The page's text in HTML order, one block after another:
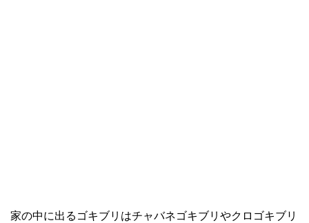
家の中に出るゴキブリはチャバネゴキブリやクロゴキブリ